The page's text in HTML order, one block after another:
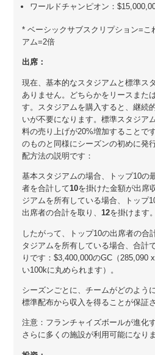
ワールドチャンピオン：
* ベーシックサブスクリプション=こ
アム=2倍
出席：
現在、基本的なスタジアムと標準ス
ありません。どちらかをリースまた
す。スタジアムを購入すると、継続
いが不要になります。標準スタジア
料の売り上げが20%増加することで
のものと同様にシーズンの初めに発
配方法の説明です：
基本スタジアムの場合、トップ10の
者を合計して10を掛けた金額が出席
ジアムを所有している場合、トップ
出席者の合計を取り、 12を掛けます。
したがって、トップ10の出席者の合
タジアムを所有している場合、合計
りです：$3,400,000のGC（285,090
い100kに丸められます）。
シーズンごとに、チームがどのよう
標準配布から収入を得ることが保証
注意：フランチャイズボールが進化
さらに多くの施設が利用可能になりま